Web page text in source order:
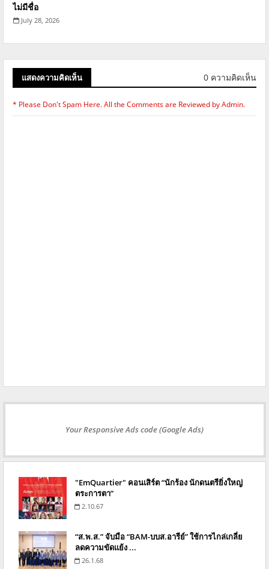
ไม่มีชื่อ
July 28, 2026
แสดงความคิดเห็น 0 ความคิดเห็น
* Please Don't Spam Here. All the Comments are Reviewed by Admin.
Your Responsive Ads code (Google Ads)
"EmQuartier" คอนเสิร์ต “นักร้อง นักดนตรียิ่งใหญ่
ตระการตา”
2.10.67
“ส.พ.ส.” จับมือ “BAM-บบส.อารีย์” ใช้การไกล่เกลี่ย
ลดความขัดแย้ง ...
26.1.68